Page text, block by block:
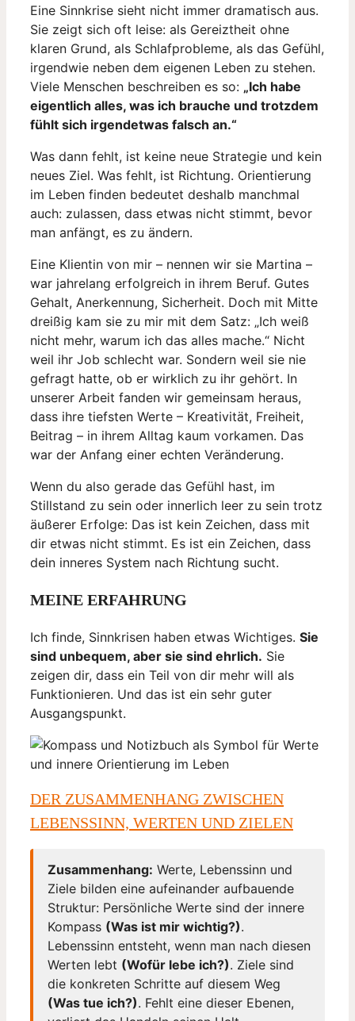
Eine Sinnkrise sieht nicht immer dramatisch aus.
Sie zeigt sich oft leise: als Gereiztheit ohne
klaren Grund, als Schlafprobleme, als das Gefühl,
irgendwie neben dem eigenen Leben zu stehen.
Viele Menschen beschreiben es so: „Ich habe
eigentlich alles, was ich brauche und trotzdem
fühlt sich irgendetwas falsch an.“
Was dann fehlt, ist keine neue Strategie und kein
neues Ziel. Was fehlt, ist Richtung. Orientierung
im Leben finden bedeutet deshalb manchmal
auch: zulassen, dass etwas nicht stimmt, bevor
man anfängt, es zu ändern.
Eine Klientin von mir – nennen wir sie Martina –
war jahrelang erfolgreich in ihrem Beruf. Gutes
Gehalt, Anerkennung, Sicherheit. Doch mit Mitte
dreißig kam sie zu mir mit dem Satz: „Ich weiß
nicht mehr, warum ich das alles mache.“ Nicht
weil ihr Job schlecht war. Sondern weil sie nie
gefragt hatte, ob er wirklich zu ihr gehört. In
unserer Arbeit fanden wir gemeinsam heraus,
dass ihre tiefsten Werte – Kreativität, Freiheit,
Beitrag – in ihrem Alltag kaum vorkamen. Das
war der Anfang einer echten Veränderung.
Wenn du also gerade das Gefühl hast, im
Stillstand zu sein oder innerlich leer zu sein trotz
äußerer Erfolge: Das ist kein Zeichen, dass mit
dir etwas nicht stimmt. Es ist ein Zeichen, dass
dein inneres System nach Richtung sucht.
MEINE ERFAHRUNG
Ich finde, Sinnkrisen haben etwas Wichtiges. Sie
sind unbequem, aber sie sind ehrlich. Sie
zeigen dir, dass ein Teil von dir mehr will als
Funktionieren. Und das ist ein sehr guter
Ausgangspunkt.
DER ZUSAMMENHANG ZWISCHEN
LEBENSSINN, WERTEN UND ZIELEN
Zusammenhang: Werte, Lebenssinn und
Ziele bilden eine aufeinander aufbauende
Struktur: Persönliche Werte sind der innere
Kompass (Was ist mir wichtig?).
Lebenssinn entsteht, wenn man nach diesen
Werten lebt (Wofür lebe ich?). Ziele sind
die konkreten Schritte auf diesem Weg
(Was tue ich?). Fehlt eine dieser Ebenen,